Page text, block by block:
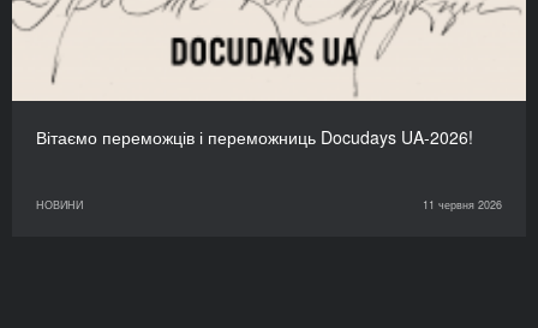
Вітаємо переможців і переможниць Docudays UA-2026!
НОВИНИ 11 червня 2026